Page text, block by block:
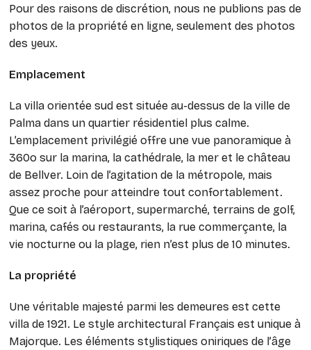
Pour des raisons de discrétion, nous ne publions pas de
photos de la propriété en ligne, seulement des photos
des yeux.
Emplacement
La villa orientée sud est située au-dessus de la ville de
Palma dans un quartier résidentiel plus calme.
L’emplacement privilégié offre une vue panoramique à
360o sur la marina, la cathédrale, la mer et le château
de Bellver. Loin de l’agitation de la métropole, mais
assez proche pour atteindre tout confortablement.
Que ce soit à l’aéroport, supermarché, terrains de golf,
marina, cafés ou restaurants, la rue commerçante, la
vie nocturne ou la plage, rien n’est plus de 10 minutes.
La propriété
Une véritable majesté parmi les demeures est cette
villa de 1921. Le style architectural Français est unique à
Majorque. Les éléments stylistiques oniriques de l’âge